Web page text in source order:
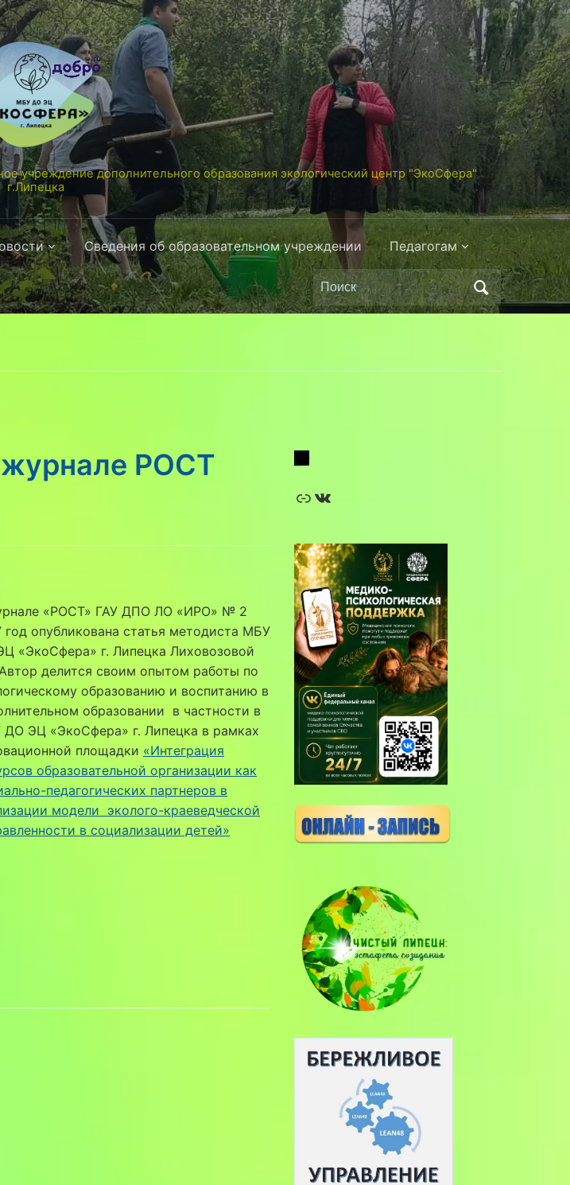
учреждение дополнительного образования экологический центр "ЭкоСфера"
г.Липецка
Сведения об образовательном учреждении Педагогам
Поиск
по:
РОСТ
«РОСТ» ГАУ ДПО ЛО «ИРО» № 2
год опубликована статья методиста МБУ
«ЭкоСфера» г. Липецка Лиховозовой
делится своим опытом работы по
образованию и воспитанию в
образовании в частности в
ЭЦ «ЭкоСфера» г. Липецка в рамках
площадки «Интеграция
образовательной организации как
педагогических партнеров в
модели эколого-краеведческой
в социализации детей»